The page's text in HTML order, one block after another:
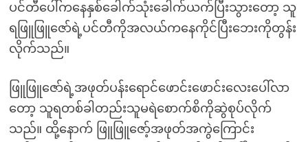
ပင်တီပေါ်ကနေနှစ်ခေါက်သုံးခေါက်ယက်ပြီးသွားတော့ သူ
ရဖြူဖြူဇော်ရဲ့ပင်တီကိုအလယ်ကနေကိုင်ပြီးဘေးကိုတွန်း
လိုက်သည်။
ဖြူဖြူဇော်ရဲ့အဖုတ်ပန်းရောင်ဖောင်းဖောင်းလေးပေါ်လာ
တော့ သူရတစ်ခါတည်းသူမရဲစောက်စိကိုဆွဲစုပ်လိုက်
သည်။ ထို့နောက် ဖြူဖြူဇော့်အဖုတ်အကွဲကြောင်း